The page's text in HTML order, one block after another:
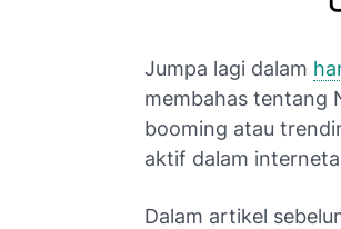
Jumpa lagi dalam
membahas tentang
booming atau
aktif dalam
Dalam artikel